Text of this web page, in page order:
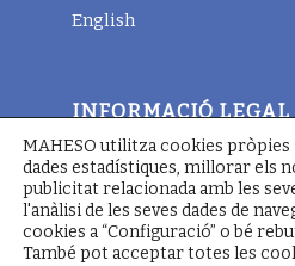
English
INFORMACIÓ LEGAL
Avis legal
Termes i condicions
Política de cookies
MAHESO utilitza cookies
dades estadístiques, millorar els
publicitat relacionada amb les
l'anàlisi de les seves dades de
cookies a “Configuració” o bé
També pot acceptar totes les